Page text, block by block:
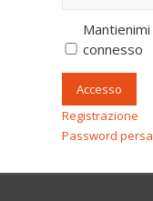
Mantienimi
connesso
Accesso
Registrazione
Password persa